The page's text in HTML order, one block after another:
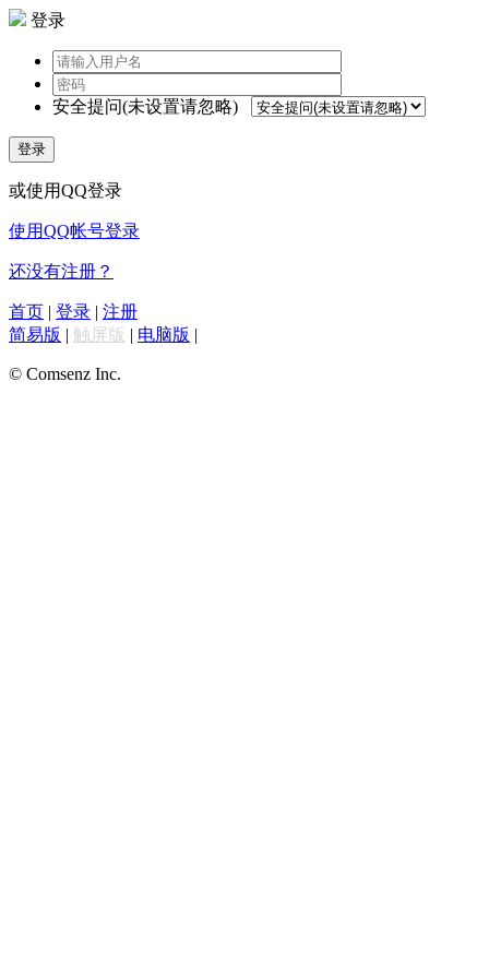
登录
安全提问(未设置请忽略)
登录
或使用QQ登录
使用QQ帐号登录
还没有注册？
首页 | 登录 | 注册
简易版 | 触屏版 | 电脑版 |
© Comsenz Inc.